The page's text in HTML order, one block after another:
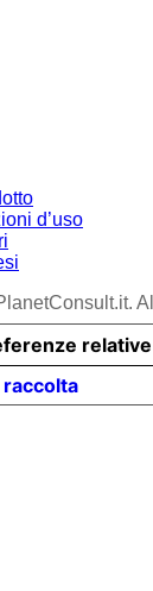
d’uso